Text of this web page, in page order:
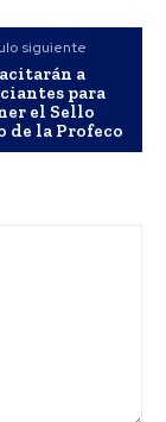
siguiente
a
para
el Sello
de la Profeco